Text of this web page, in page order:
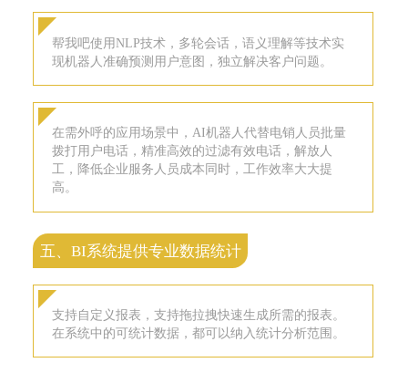
帮我吧使用NLP技术，多轮会话，语义理解等技术实
现机器人准确预测用户意图，独立解决客户问题。
在需外呼的应用场景中，AI机器人代替电销人员批量
拨打用户电话，精准高效的过滤有效电话，解放人
工，降低企业服务人员成本同时，工作效率大大提
高。
五、BI系统提供专业数据统计
支持自定义报表，支持拖拉拽快速生成所需的报表。
在系统中的可统计数据，都可以纳入统计分析范围。